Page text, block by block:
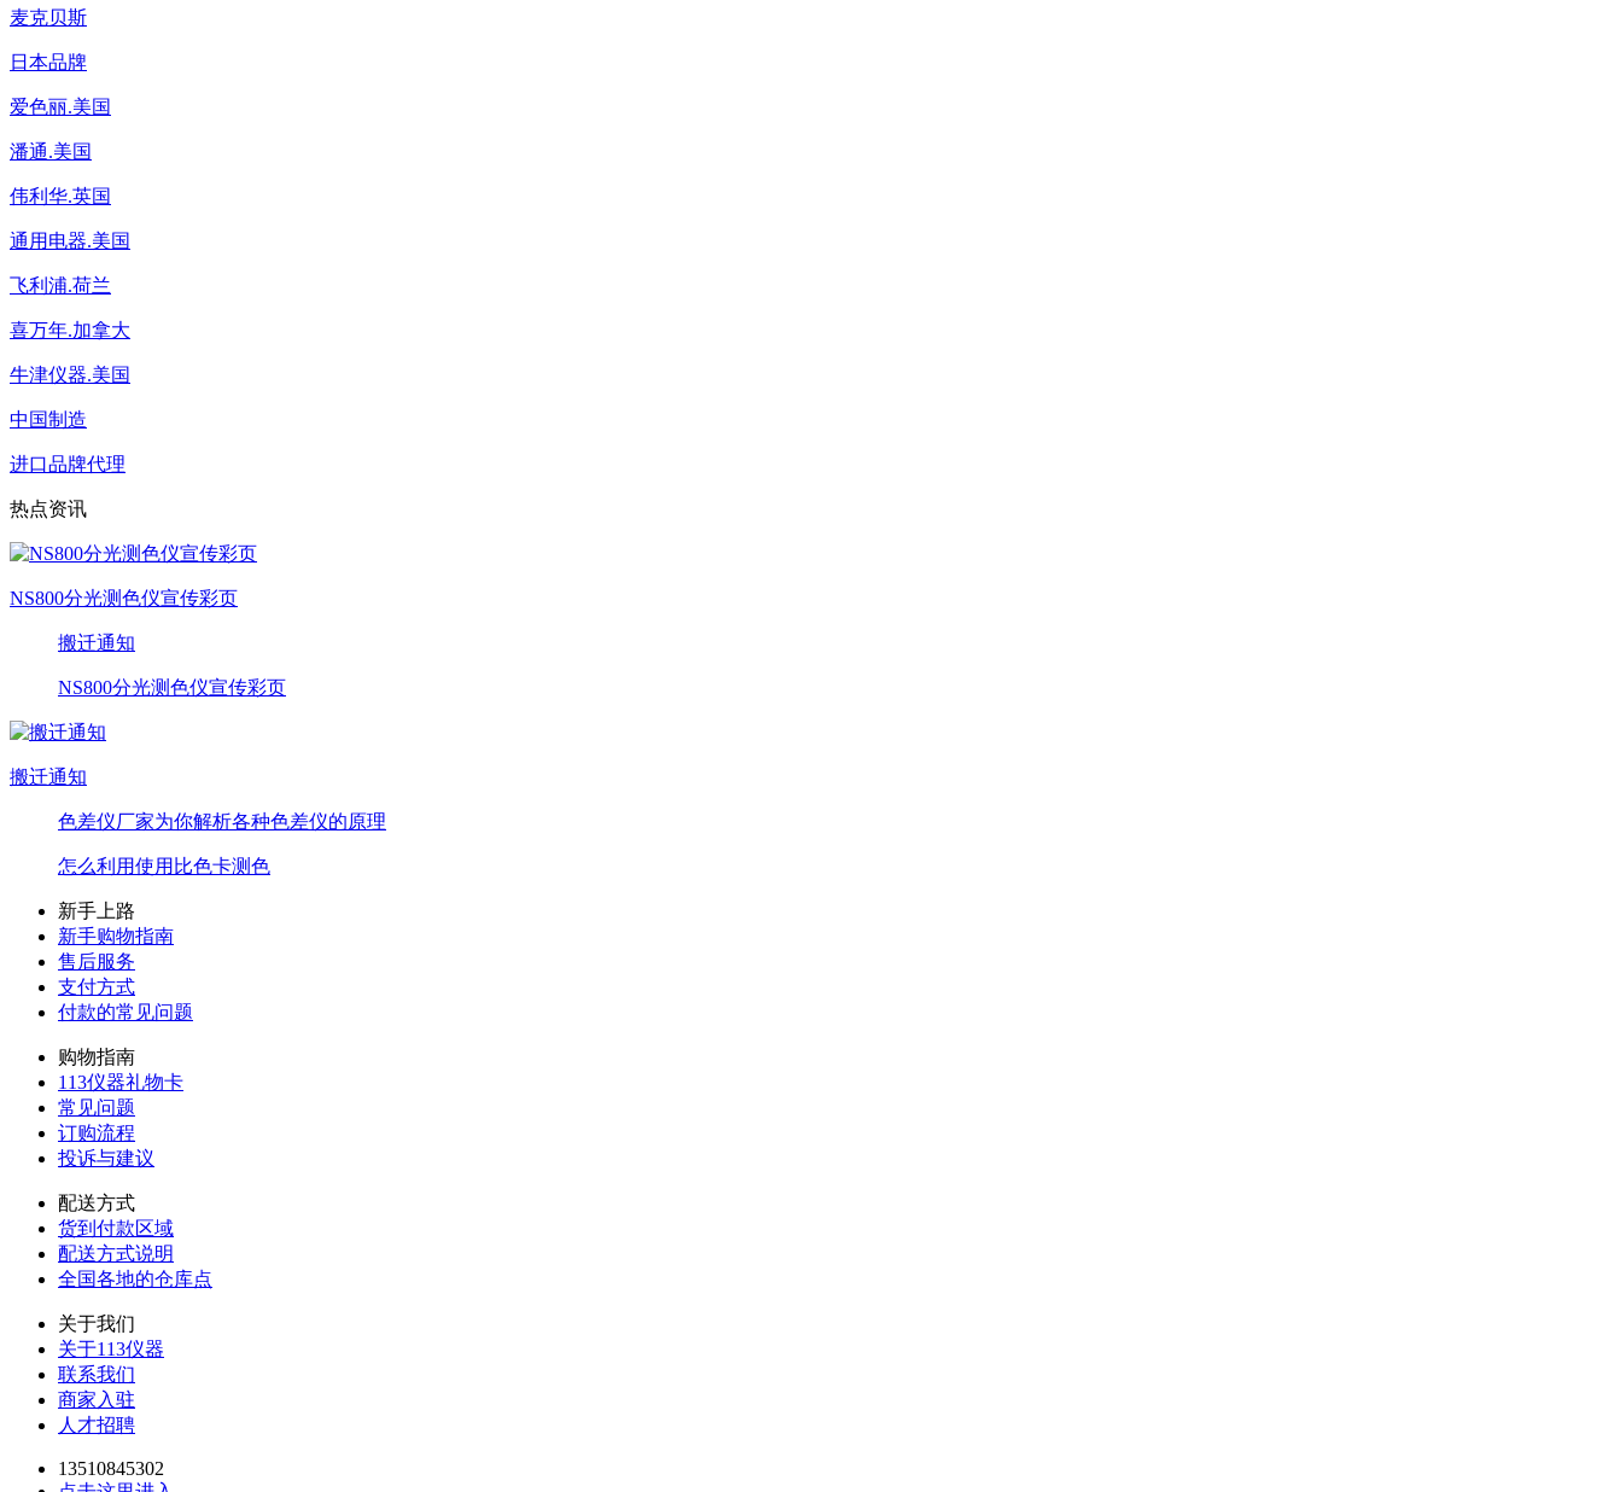
麦克贝斯
日本品牌
爱色丽.美国
潘通.美国
伟利华.英国
通用电器.美国
飞利浦.荷兰
喜万年.加拿大
牛津仪器.美国
中国制造
进口品牌代理
热点资讯
NS800分光测色仪宣传彩页
搬迁通知
NS800分光测色仪宣传彩页
搬迁通知
色差仪厂家为你解析各种色差仪的原理
怎么利用使用比色卡测色
新手上路
新手购物指南
售后服务
支付方式
付款的常见问题
购物指南
113仪器礼物卡
常见问题
订购流程
投诉与建议
配送方式
货到付款区域
配送方式说明
全国各地的仓库点
关于我们
关于113仪器
联系我们
商家入驻
人才招聘
13510845302